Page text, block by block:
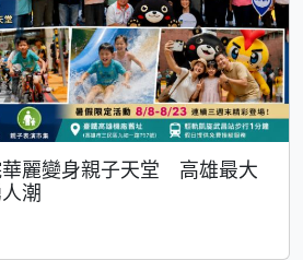
華麗變身親子天堂 高雄最大
潮